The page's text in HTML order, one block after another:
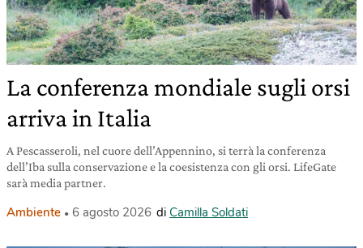
La conferenza mondiale sugli orsi
arriva in Italia
A Pescasseroli, nel cuore dell’Appennino, si terrà la conferenza
dell’Iba sulla conservazione e la coesistenza con gli orsi. LifeGate
sarà media partner.
Ambiente 6 agosto 2026 di Camilla Soldati